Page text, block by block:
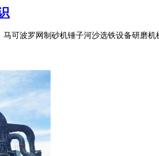
可波罗网制砂机锤子河沙选铁设备研磨